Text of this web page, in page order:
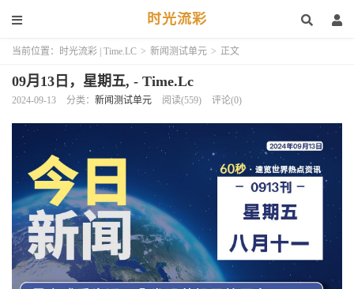
时光流彩
当前位置： 时光流彩 | Time.LC > 新闻测试单元 > 正文
09月13日，星期五, - Time.Lc
2024-09-13 分类： 新闻测试单元 阅读(559) 评论(0)